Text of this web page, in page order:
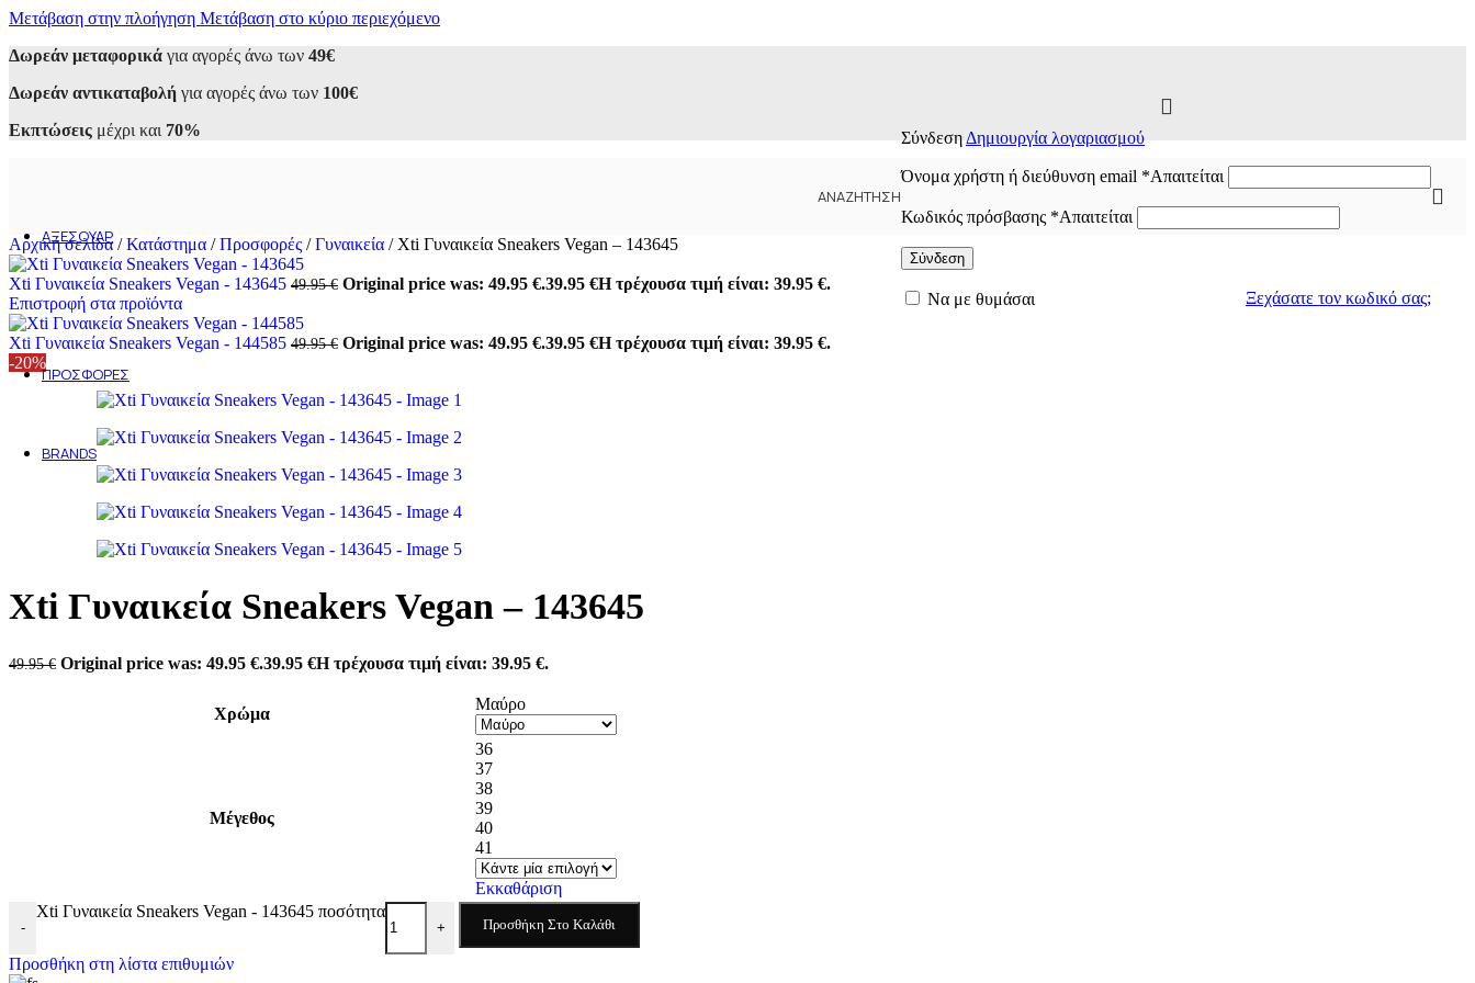
Μετάβαση στην πλοήγηση Μετάβαση στο κύριο περιεχόμενο
Δωρεάν μεταφορικά για αγορές άνω των 49€
Δωρεάν αντικαταβολή για αγορές άνω των 100€
Εκπτώσεις μέχρι και 70%
Sneakers
Casual
Oxfords
Σκαρπίνια
ΑΞΕΣΟΥΆΡ
Ανδρικά
Ανδρικά τσαντάκια
Ανδρικά πορτοφόλια
Γυναικεία
Γυναικείες Τσάντες
Γυναικεία Πορτοφόλια
ΠΡΟΣΦΟΡΈΣ
Ανδρικά
Γυναικεία
Outlet 50-70%
BRANDS
Alessandra Paggioti
Carmela
Dominique Shoes
Eris Shoes
Freemood
Mago Shoes
ΑΝΑΖΉΤΗΣΗ
Σύνδεση Δημιουργία λογαριασμού
Όνομα χρήστη ή διεύθυνση email *Απαιτείται
Κωδικός πρόσβασης *Απαιτείται
Σύνδεση
Ξεχάσατε τον κωδικό σας;
Να με θυμάσαι
Αρχική σελίδα / Κατάστημα / Προσφορές / Γυναικεία / Xti Γυναικεία Sneakers Vegan – 143645
Xti Γυναικεία Sneakers Vegan - 143645 49.95€ Original price was: 49.95 €.39.95 €Η τρέχουσα τιμή είναι: 39.95 €.
Επιστροφή στα προϊόντα
Xti Γυναικεία Sneakers Vegan - 144585 49.95€ Original price was: 49.95 €.39.95 €Η τρέχουσα τιμή είναι: 39.95 €.
-20%
Xti Γυναικεία Sneakers Vegan – 143645
49.95€ Original price was: 49.95 €.39.95 €Η τρέχουσα τιμή είναι: 39.95 €.
Χρώμα
Μαύρο
Μέγεθος
36
37
38
39
40
41
Εκκαθάριση
-
Xti Γυναικεία Sneakers Vegan - 143645 ποσότητα
+ Προσθήκη Στο Καλάθι
Προσθήκη στη λίστα επιθυμιών